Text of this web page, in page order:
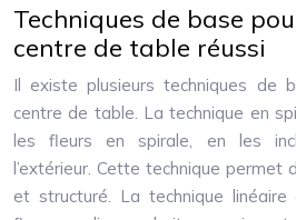
Techniques de base
centre de table réussi
Il existe plusieurs techniques de
centre de table. La technique en
les fleurs en spirale, en les
l’extérieur. Cette technique permet
et structuré. La technique